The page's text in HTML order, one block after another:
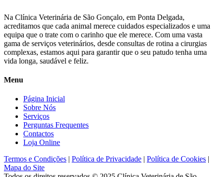
Na Clínica Veterinária de São Gonçalo, em Ponta Delgada,
acreditamos que cada animal merece cuidados especializados e uma
equipa que o trate com o carinho que ele merece. Com uma vasta
gama de serviços veterinários, desde consultas de rotina a cirurgias
complexas, estamos aqui para garantir que o seu patudo tenha uma
vida longa, saudável e feliz.
Menu
Página Inicial
Sobre Nós
Serviços
Perguntas Frequentes
Contactos
Loja Online
Termos e Condições | Política de Privacidade | Política de Cookies |
Mapa do Site